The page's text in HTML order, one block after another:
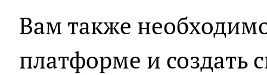
Вам также
платформе и создать